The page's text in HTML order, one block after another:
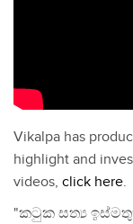
Vikalpa has
highlight and
videos, click here.
"කටුක සත්‍ය